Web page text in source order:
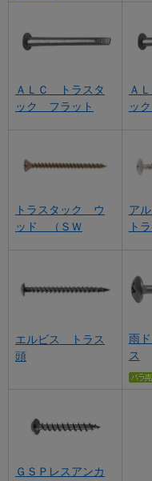
ＡＬＣ トラスタ
ック フラット
Ａ
ッ
トラスタック ウ
ッド （ＳＷ
ア
ト
エルビス トラス
頭
雨
ス
ＧＳＰレスアンカ